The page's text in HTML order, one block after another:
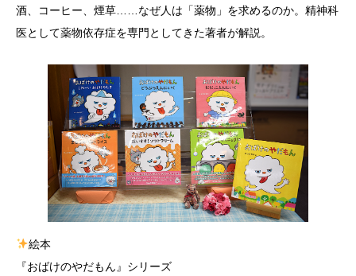
酒、コーヒー、煙草……なぜ人は「薬物」を求めるのか。精神科
医として薬物依存症を専門としてきた著者が解説。
絵本
『おばけのやだもん』シリーズ